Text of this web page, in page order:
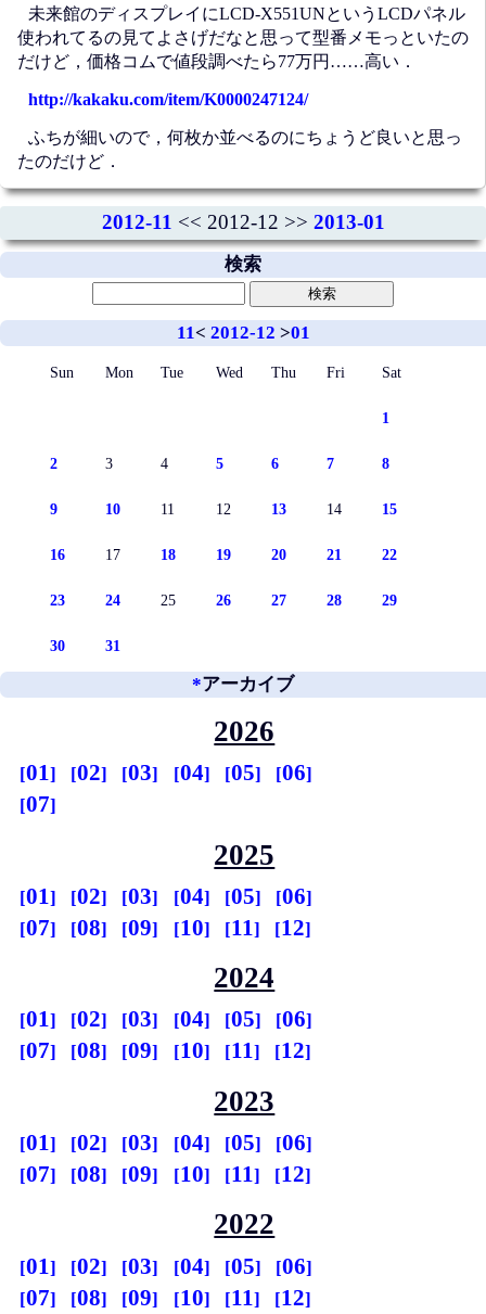
未来館のディスプレイにLCD-X551UNというLCDパネル
使われてるの見てよさげだなと思って型番メモっといたの
だけど，価格コムで値段調べたら77万円……高い．
http://kakaku.com/item/K0000247124/
ふちが細いので，何枚か並べるのにちょうど良いと思っ
たのだけど．
2012-11 << 2012-12 >> 2013-01
検索
11< 2012-12 >01
Sun Mon Tue Wed Thu Fri Sat
1
2 3 4 5 6 7 8
9 10 11 12 13 14 15
16 17 18 19 20 21 22
23 24 25 26 27 28 29
30 31
*アーカイブ
2026
01 02 03 04 05
06
07
2025
01 02 03 04 05
06
07
08 09 10 11 12
2024
01 02 03 04 05
06
07
08 09 10 11 12
2023
01 02 03 04 05
06
07
08 09 10 11 12
2022
01 02 03 04 05
06
07
08 09 10 11 12